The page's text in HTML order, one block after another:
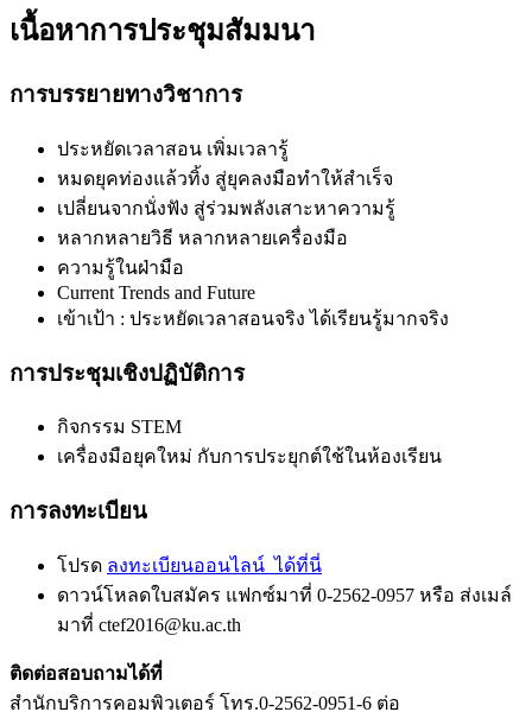
เนื้อหาการประชุมสัมมนา
การบรรยายทางวิชาการ
ประหยัดเวลาสอน เพิ่มเวลารู้
หมดยุคท่องแล้วทิ้ง สู่ยุคลงมือทำให้สำเร็จ
เปลี่ยนจากนั่งฟัง สู่ร่วมพลังเสาะหาความรู้
หลากหลายวิธี หลากหลายเครื่องมือ
ความรู้ในฝ่ามือ
Current Trends and Future
เข้าเป้า : ประหยัดเวลาสอนจริง ได้เรียนรู้มากจริง
การประชุมเชิงปฏิบัติการ
กิจกรรม STEM
เครื่องมือยุคใหม่ กับการประยุกต์ใช้ในห้องเรียน
การลงทะเบียน
โปรด ลงทะเบียนออนไลน์ได้ที่นี่
ดาวน์โหลดใบสมัคร แฟกซ์มาที่ 0-2562-0957 หรือ ส่งเมล์
มาที่ ctef2016@ku.ac.th
ติดต่อสอบถามได้ที่
สำนักบริการคอมพิวเตอร์ โทร.0-2562-0951-6 ต่อ